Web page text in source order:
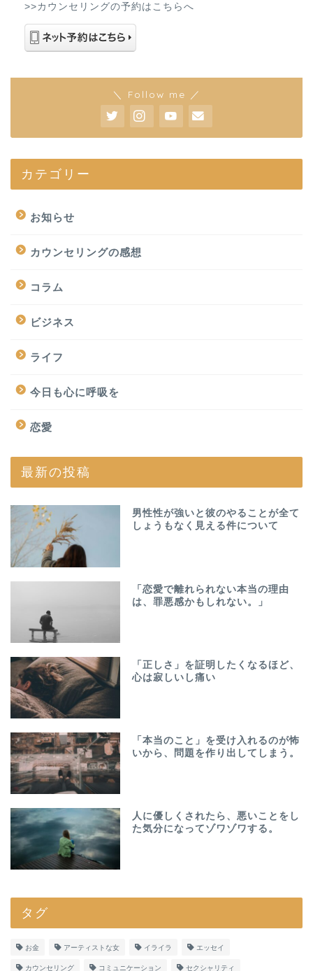
>>カウンセリングの予約はこちらへ
＼ Follow me ／
カテゴリー
お知らせ
カウンセリングの感想
コラム
ビジネス
ライフ
今日も心に呼吸を
恋愛
最新の投稿
男性性が強いと彼のやることが全て
しょうもなく見える件について
「恋愛で離れられない本当の理由
は、罪悪感かもしれない。」
「正しさ」を証明したくなるほど、
心は寂しいし痛い
「本当のこと」を受け入れるのが怖
いから、問題を作り出してしまう。
人に優しくされたら、悪いことをし
た気分になってゾワゾワする。
タグ
お金 アーティストな女 イライラ エッセイ
カウンセリング コミュニケーション セクシャリティ